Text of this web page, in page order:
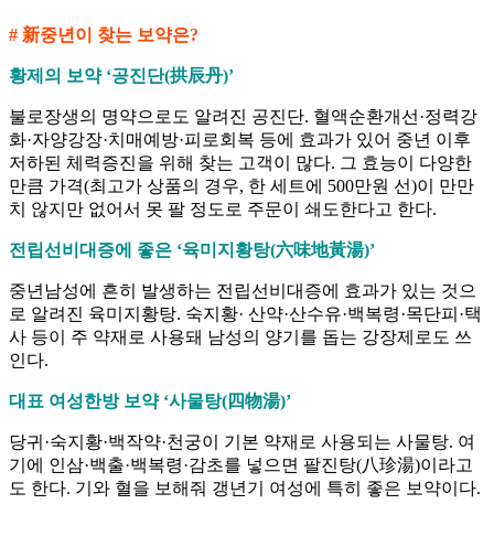
# 新중년이 찾는 보약은?
황제의 보약 ‘공진단(拱辰丹)’
불로장생의 명약으로도 알려진 공진단. 혈액순환개선·정력강
화·자양강장·치매예방·피로회복 등에 효과가 있어 중년 이후
저하된 체력증진을 위해 찾는 고객이 많다. 그 효능이 다양한
만큼 가격(최고가 상품의 경우, 한 세트에 500만원 선)이 만만
치 않지만 없어서 못 팔 정도로 주문이 쇄도한다고 한다.
전립선비대증에 좋은 ‘육미지황탕(六味地黃湯)’
중년남성에 흔히 발생하는 전립선비대증에 효과가 있는 것으
로 알려진 육미지황탕. 숙지황· 산약·산수유·백복령·목단피·택
사 등이 주 약재로 사용돼 남성의 양기를 돕는 강장제로도 쓰
인다.
대표 여성한방 보약 ‘사물탕(四物湯)’
당귀·숙지황·백작약·천궁이 기본 약재로 사용되는 사물탕. 여
기에 인삼·백출·백복령·감초를 넣으면 팔진탕(八珍湯)이라고
도 한다. 기와 혈을 보해줘 갱년기 여성에 특히 좋은 보약이다.